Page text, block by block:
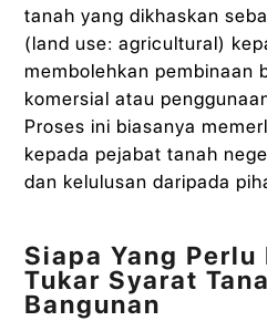
tanah yang dikhaskan
(land use: agricultural)
membolehkan pembinaan
komersial atau
Proses ini biasanya
kepada pejabat tanah
dan kelulusan daripada
Siapa Yang Perlu
Tukar Syarat
Bangunan